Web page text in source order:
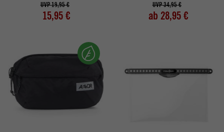
UVP 19,95 €
15,95 €
UVP 34,95 €
ab 28,95 €